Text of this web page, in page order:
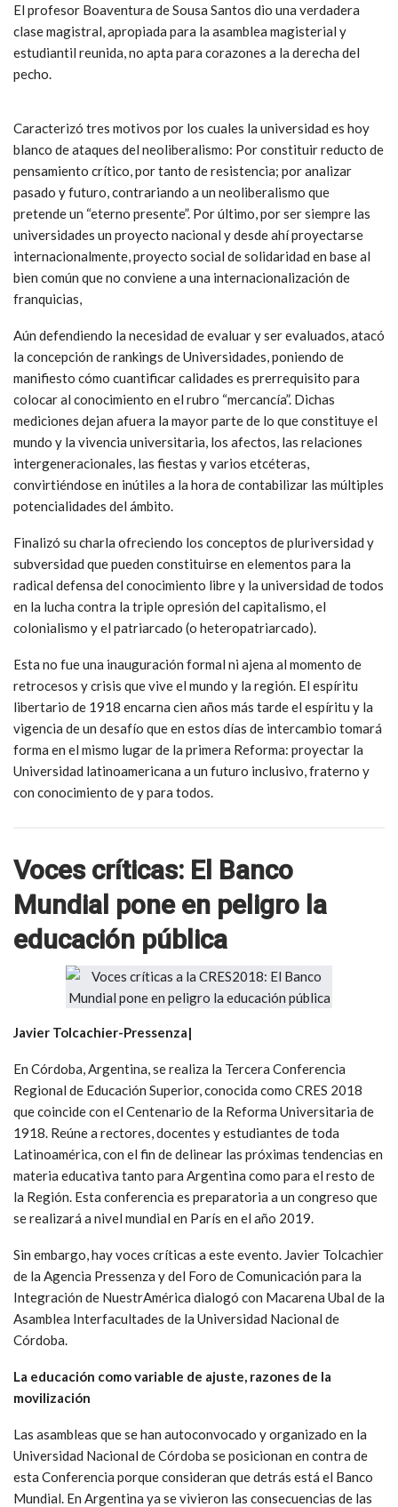
El profesor Boaventura de Sousa Santos dio una verdadera
clase magistral, apropiada para la asamblea magisterial y
estudiantil reunida, no apta para corazones a la derecha del
pecho.
Caracterizó tres motivos por los cuales la universidad es hoy
blanco de ataques del neoliberalismo: Por constituir reducto de
pensamiento crítico, por tanto de resistencia; por analizar
pasado y futuro, contrariando a un neoliberalismo que
pretende un “eterno presente”. Por último, por ser siempre las
universidades un proyecto nacional y desde ahí proyectarse
internacionalmente, proyecto social de solidaridad en base al
bien común que no conviene a una internacionalización de
franquicias,
Aún defendiendo la necesidad de evaluar y ser evaluados, atacó
la concepción de rankings de Universidades, poniendo de
manifiesto cómo cuantificar calidades es prerrequisito para
colocar al conocimiento en el rubro “mercancía”. Dichas
mediciones dejan afuera la mayor parte de lo que constituye el
mundo y la vivencia universitaria, los afectos, las relaciones
intergeneracionales, las fiestas y varios etcéteras,
convirtiéndose en inútiles a la hora de contabilizar las múltiples
potencialidades del ámbito.
Finalizó su charla ofreciendo los conceptos de pluriversidad y
subversidad que pueden constituirse en elementos para la
radical defensa del conocimiento libre y la universidad de todos
en la lucha contra la triple opresión del capitalismo, el
colonialismo y el patriarcado (o heteropatriarcado).
Esta no fue una inauguración formal ni ajena al momento de
retrocesos y crisis que vive el mundo y la región. El espíritu
libertario de 1918 encarna cien años más tarde el espíritu y la
vigencia de un desafío que en estos días de intercambio tomará
forma en el mismo lugar de la primera Reforma: proyectar la
Universidad latinoamericana a un futuro inclusivo, fraterno y
con conocimiento de y para todos.
Voces críticas: El Banco
Mundial pone en peligro la
educación pública
Javier Tolcachier-Pressenza|
En Córdoba, Argentina, se realiza la Tercera Conferencia
Regional de Educación Superior, conocida como CRES 2018
que coincide con el Centenario de la Reforma Universitaria de
1918. Reúne a rectores, docentes y estudiantes de toda
Latinoamérica, con el fin de delinear las próximas tendencias en
materia educativa tanto para Argentina como para el resto de
la Región. Esta conferencia es preparatoria a un congreso que
se realizará a nivel mundial en París en el año 2019.
Sin embargo, hay voces críticas a este evento. Javier Tolcachier
de la Agencia Pressenza y del Foro de Comunicación para la
Integración de NuestrAmérica dialogó con Macarena Ubal de la
Asamblea Interfacultades de la Universidad Nacional de
Córdoba.
La educación como variable de ajuste, razones de la
movilización
Las asambleas que se han autoconvocado y organizado en la
Universidad Nacional de Córdoba se posicionan en contra de
esta Conferencia porque consideran que detrás está el Banco
Mundial. En Argentina ya se vivieron las consecuencias de las